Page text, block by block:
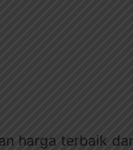
harga terbaik